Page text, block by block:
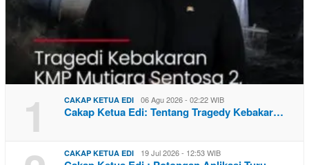
1 CAKAP KETUA EDI 06 Agu 2026 - 02:22 WIB
Cakap Ketua Edi: Tentang Tragedy Kebakar…
CAKAP KETUA EDI 19 Jul 2026 - 12:53 WIB